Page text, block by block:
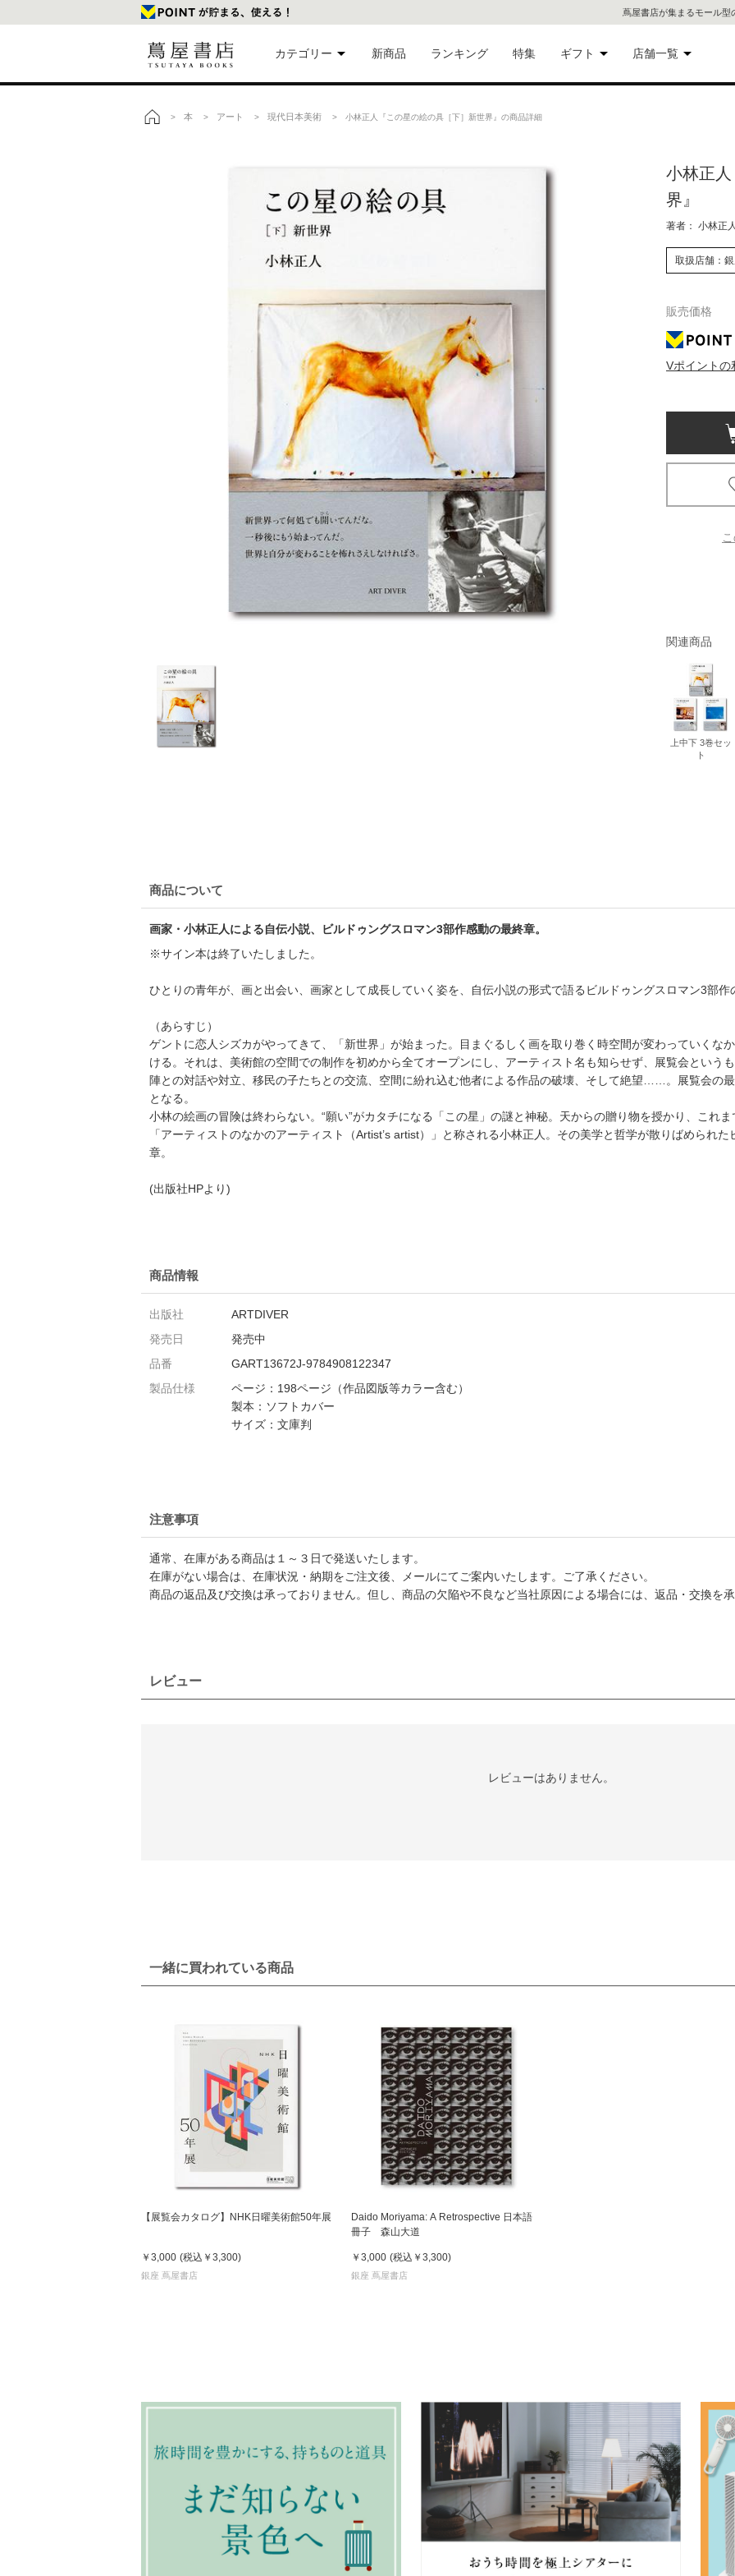
蔦屋書店が集まるモール型
カテゴリー
美術品
映像・音
文具
雑貨
食品
新商品 ランキング 特集 ギフト
eギフト
店舗一覧
代官
銀座
屋書
京都
枚方
書店
広島
書店
> 本 > アート > 現代日本美術 > 小林正人『この星の絵の具［下］新世界』の商品詳細
小林正
界』
著者： 小林正
取扱店舗：
販売価格
Vポイントの
関連商品
上中下 3巻セッ
ト
商品について
画家・小林正人による自伝小説、ビルドゥングスロマン3部作感動の最終章。
※サイン本は終了いたしました。
ひとりの青年が、画と出会い、画家として成長していく姿を、自伝小説の形式で語るビルドゥングスロマン3部作
（あらすじ）
ゲントに恋人シズカがやってきて、「新世界」が始まった。目まぐるしく画を取り巻く時空間が変わっていくな
ける。それは、美術館の空間での制作を初めから全てオープンにし、アーティスト名も知らせず、展覧会という
陣との対話や対立、移民の子たちとの交流、空間に紛れ込む他者による作品の破壊、そして絶望……。展覧会の
となる。
小林の絵画の冒険は終わらない。“願い”がカタチになる「この星」の謎と神秘。天からの贈り物を授かり、これ
「アーティストのなかのアーティスト（Artist’s artist）」と称される小林正人。その美学と哲学が散りばめられ
章。
(出版社HPより)
商品情報
出版社
ARTDIVER
発売日
発売中
品番
GART13672J-9784908122347
製品仕様
ページ：198ページ（作品図版等カラー含む）
製本：ソフトカバー
サイズ：文庫判
注意事項
通常、在庫がある商品は１～３日で発送いたします。
在庫がない場合は、在庫状況・納期をご注文後、メールにてご案内いたします。ご了承ください。
商品の返品及び交換は承っておりません。但し、商品の欠陥や不良など当社原因による場合には、返品・交換を
レビュー
レビューはありません。
一緒に買われている商品
【展覧会カタログ】NHK日曜美術館50年展
￥3,000 (税込 ￥3,300)
銀座 蔦屋書店
Daido Moriyama: A Retrospective 日本語
冊子 森山大道
￥3,000 (税込 ￥3,300)
銀座 蔦屋書店